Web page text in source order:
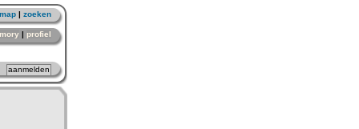
| zoeken
| profiel